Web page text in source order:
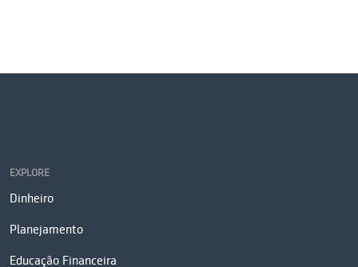
EXPLORE
Dinheiro
Planejamento
Educação Financeira